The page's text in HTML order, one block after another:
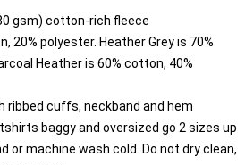
gsm) cotton-rich fleece
20% polyester. Heather Grey is 70%
Heather is 60% cotton, 40%
ribbed cuffs, neckband and hem
baggy and oversized go 2 sizes up
or machine wash cold. Do not dry clean,